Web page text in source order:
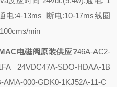
电:4-13ms 断电:10-17ms线圈
min
电磁阀原装供应?46A-AC2-
24VDC47A-SDO-HDAA-1B
AMA-000-GDK0-1KJ52A-11-C